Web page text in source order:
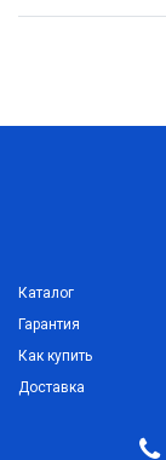
Каталог
Гарантия
Как купить
Доставка